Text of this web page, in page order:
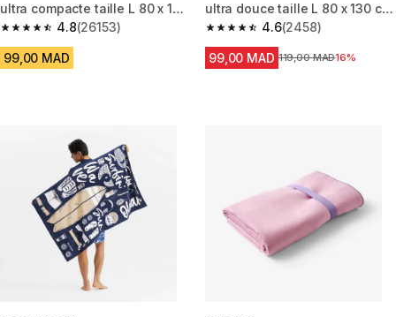
ultra compacte taille L 80 x 130
cm, bleu 4.8
4.8 out of 5 stars from 26153 reviews
(26153)
99,00 MAD
ultra douce taille L 80 x 130 cm
- bleu
4.6
4.6 out of 5 stars from 2458
(2458)
99,00 MAD Prix avant la réduction
119,00 MAD16%